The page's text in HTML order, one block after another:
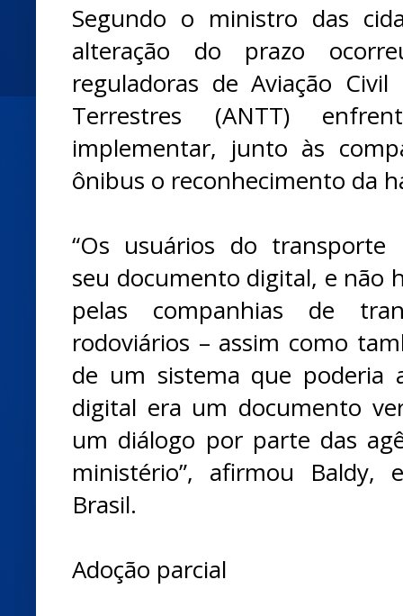
Segundo o ministro das
alteração do prazo
reguladoras de Aviação
Terrestres (ANTT)
implementar, junto às
ônibus o reconhecimento da
“Os usuários do transporte
seu documento digital, e não
pelas companhias de
rodoviários – assim como
de um sistema que poderia
digital era um documento
um diálogo por parte das
ministério”, afirmou Baldy,
Brasil.
Adoção parcial